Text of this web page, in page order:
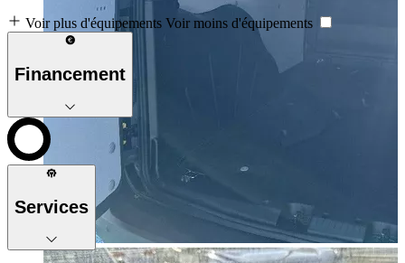
Voir plus d'équipements Voir moins d'équipements
Financement
Services